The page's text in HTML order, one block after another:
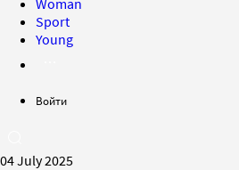
Woman
Sport
Young
Войти
04 July 2025